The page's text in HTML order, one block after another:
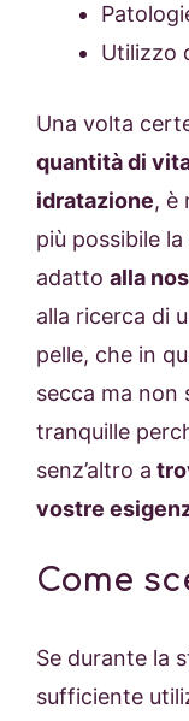
Utilizzo
Una volta
quantità di
idratazione, è
più possibile
adatto alla
alla ricerca di
pelle, che in
secca ma non
tranquille
senz’altro a
vostre
Come
Se durante la
sufficiente